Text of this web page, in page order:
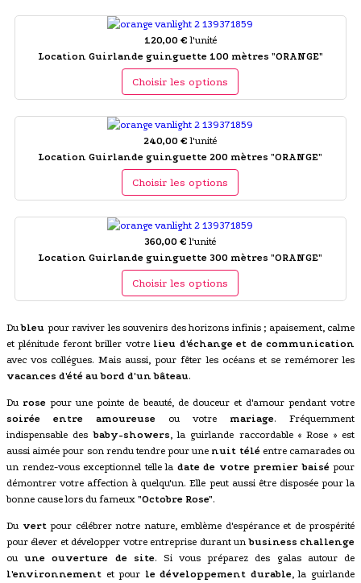
120,00 € l'unité
Location Guirlande guinguette 100 mètres "ORANGE"
Choisir les options
240,00 € l'unité
Location Guirlande guinguette 200 mètres "ORANGE"
Choisir les options
360,00 € l'unité
Location Guirlande guinguette 300 mètres "ORANGE"
Choisir les options
Dubleu pour raviver les souvenirs des horizons infinis ; apaisement, calme
et plénitude feront briller votre lieu d'échange et de communication
avec vos collégues. Mais aussi, pour fêter les océans et se remémorer les
vacances d'été au bord d'un bâteau.
Du rose pour une pointe de beauté, de douceur et d'amour pendant votre
soirée entre amoureuse ou votre mariage. Fréquemment
indispensable desbaby-showers, la guirlande raccordable « Rose » est
aussi aimée pour son rendu tendre pour une nuit téléentre camarades ou
un rendez-vous exceptionnel telle la date de votre premier baisépour
démontrer votre affection à quelqu'un. Elle peut aussi être disposée pour la
bonne cause lors du fameux "Octobre Rose".
Du vertpour célébrer notre nature, emblème d'espérance et de prospérité
pour élever et développer votre entreprise durant unbusiness challenge
ouune ouverture de site. Si vous préparez des galas autour de
l'environnement et pour le développement durable, la guirlande